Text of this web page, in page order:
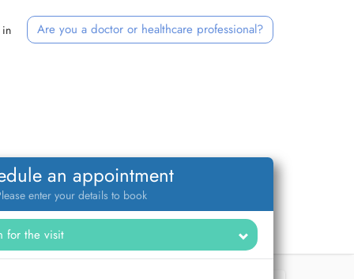
in Are you a doctor or healthcare professional?
an appointment
enter your details to book